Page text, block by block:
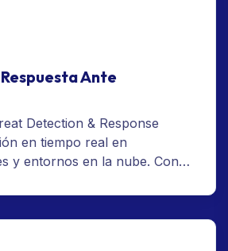
Ante
Detection & Response
en tiempo real en
y entornos en la nube. Con
detectar, analizar
antes de que escalen